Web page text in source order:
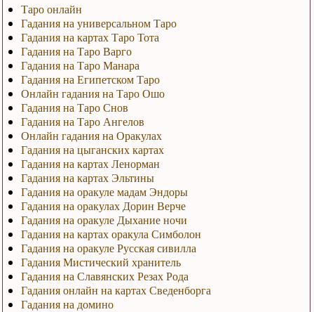
Таро онлайн
Гадания на универсальном Таро
Гадания на картах Таро Тота
Гадания на Таро Варго
Гадания на Таро Манара
Гадания на Египетском Таро
Онлайн гадания на Таро Ошо
Гадания на Таро Снов
Гадания на Таро Ангелов
Онлайн гадания на Оракулах
Гадания на цыганских картах
Гадания на картах Ленорман
Гадания на картах Эльтины
Гадания на оракуле мадам Эндоры
Гадания на оракулах Дорин Верче
Гадания на оракуле Дыхание ночи
Гадания на картах оракула Симболон
Гадания на оракуле Русская сивилла
Гадания Мистический хранитель
Гадания на Славянских Резах Рода
Гадания онлайн на картах Сведенборга
Гадания на домино